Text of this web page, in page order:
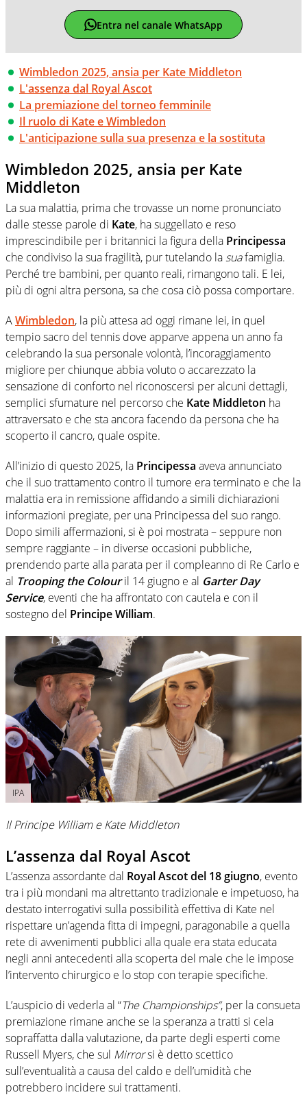
Entra nel canale WhatsApp
Wimbledon 2025, ansia per Kate Middleton
L'assenza dal Royal Ascot
La premiazione del torneo femminile
Il ruolo di Kate e Wimbledon
L'anticipazione sulla sua presenza e la sostituta
Wimbledon 2025, ansia per Kate
Middleton
La sua malattia, prima che trovasse un nome pronunciato
dalle stesse parole di Kate, ha suggellato e reso
imprescindibile per i britannici la figura della Principessa
che condiviso la sua fragilità, pur tutelando lasuafamiglia.
Perché tre bambini, per quanto reali, rimangono tali. E lei,
più di ogni altra persona, sa che cosa ciò possa comportare.
AWimbledon, la più attesa ad oggi rimane lei, in quel
tempio sacro del tennis dove apparve appena un anno fa
celebrando la sua personale volontà, l’incoraggiamento
migliore per chiunque abbia voluto o accarezzato la
sensazione di conforto nel riconoscersi per alcuni dettagli,
semplici sfumature nel percorso che Kate Middleton ha
attraversato e che sta ancora facendo da persona che ha
scoperto il cancro, quale ospite.
All’inizio di questo 2025, la Principessa aveva annunciato
che il suo trattamento contro il tumore era terminato e che la
malattia era in remissione affidando a simili dichiarazioni
informazioni pregiate, per una Principessa del suo rango.
Dopo simili affermazioni, si è poi mostrata – seppure non
sempre raggiante – in diverse occasioni pubbliche,
prendendo parte alla parata per il compleanno di Re Carlo e
al Trooping the Colouril 14 giugno e al Garter Day
Service, eventi che ha affrontato con cautela e con il
sostegno del Principe William.
IPA
Il Principe William e Kate Middleton
L’assenza dal Royal Ascot
L’assenza assordante dal Royal Ascot del 18 giugno, evento
tra i più mondani ma altrettanto tradizionale e impetuoso, ha
destato interrogativi sulla possibilità effettiva di Kate nel
rispettare un’agenda fitta di impegni, paragonabile a quella
rete di avvenimenti pubblici alla quale era stata educata
negli anni antecedenti alla scoperta del male che le impose
l’intervento chirurgico e lo stop con terapie specifiche.
L’auspicio di vederla al “The Championships”, per la consueta
premiazione rimane anche se la speranza a tratti si cela
sopraffatta dalla valutazione, da parte degli esperti come
Russell Myers, che sul Mirrorsi è detto scettico
sull’eventualità a causa del caldo e dell’umidità che
potrebbero incidere sui trattamenti.